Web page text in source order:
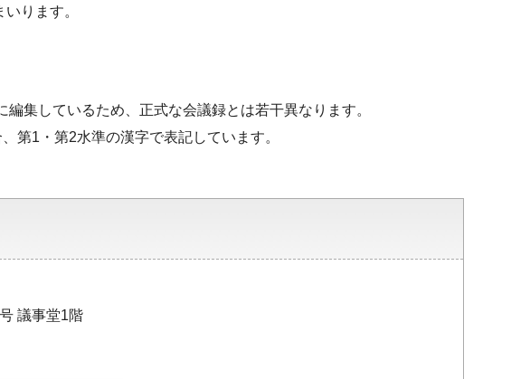
ります。
集しているため、正式な会議録とは若干異なります。
第1・第2水準の漢字で表記しています。
議事堂1階